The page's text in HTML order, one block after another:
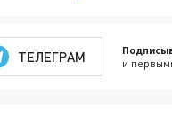
ТЕЛЕГРАМ и